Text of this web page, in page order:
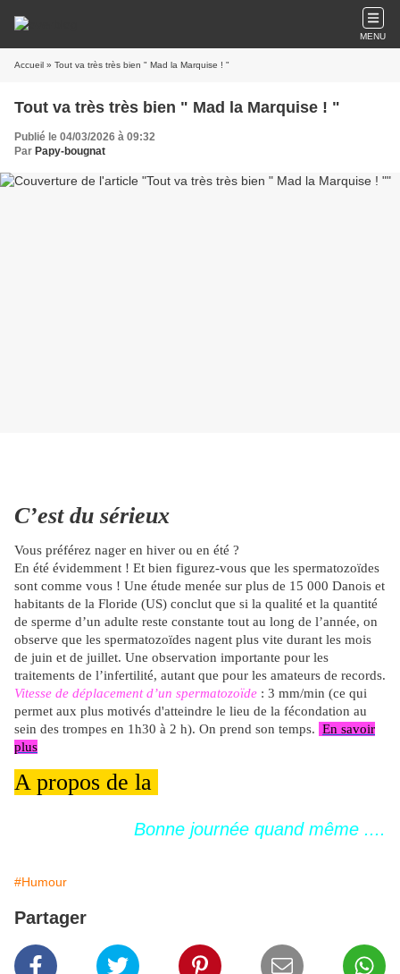
MENU
Accueil » Tout va très très bien " Mad la Marquise ! "
Tout va très très bien " Mad la Marquise ! "
Publié le 04/03/2026 à 09:32
Par Papy-bougnat
C’est du sérieux
Vous préférez nager en hiver ou en été ?
En été évidemment ! Et bien figurez-vous que les spermatozoïdes
sont comme vous ! Une étude menée sur plus de 15 000 Danois et
habitants de la Floride (US) conclut que si la qualité et la quantité
de sperme d’un adulte reste constante tout au long de l’année, on
observe que les spermatozoïdes nagent plus vite durant les mois
de juin et de juillet. Une observation importante pour les
traitements de l’infertilité, autant que pour les amateurs de records.
Vitesse de déplacement d’un spermatozoïde : 3 mm/min (ce qui
permet aux plus motivés d'atteindre le lieu de la fécondation au
sein des trompes en 1h30 à 2 h). On prend son temps. En savoir
plus
A propos de la
Bonne journée quand même ....
#Humour
Partager